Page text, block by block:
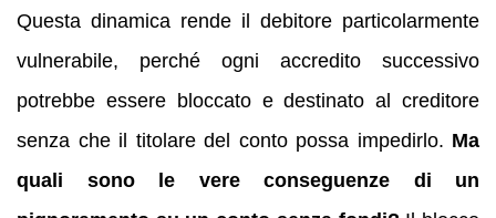
Questa dinamica rende il debitore particolarmente
vulnerabile, perché ogni accredito successivo
potrebbe essere bloccato e destinato al creditore
senza che il titolare del conto possa impedirlo. Ma
quali sono le vere conseguenze di un